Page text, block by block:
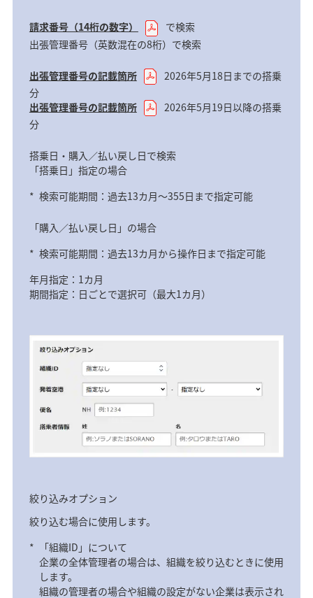
請求番号（14桁の数字）
で検索
出張管理番号（英数混在の8桁）で検索
出張管理番号の記載箇所
2026年5月18日までの搭乗
分
出張管理番号の記載箇所
2026年5月19日以降の搭乗
分
搭乗日・購入／払い戻し日で検索
「搭乗日」指定の場合
* 検索可能期間：過去13カ月～355日まで指定可能
「購入／払い戻し日」の場合
* 検索可能期間：過去13カ月から操作日まで指定可能
年月指定：1カ月
期間指定：日ごとで選択可（最大1カ月）
絞り込みオプション
絞り込む場合に使用します。
*
「組織ID」について
企業の全体管理者の場合は、組織を絞り込むときに使用
します。
組織の管理者の場合や組織の設定がない企業は表示され